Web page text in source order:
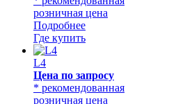
розничная цена
Подробнее
Где купить
L4
Цена по запросу
* рекомендованная
розничная цена